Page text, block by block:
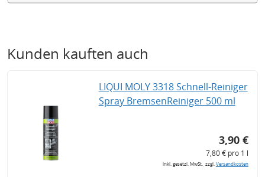
Kunden kauften auch
LIQUI MOLY 3318 Schnell-Reiniger
Spray BremsenReiniger 500 ml
3,90 €
7,80 € pro 1 l
inkl. gesetzl. MwSt., zzgl.Versandkosten